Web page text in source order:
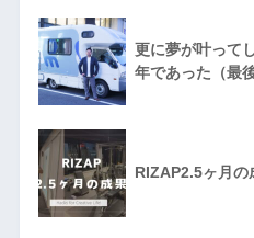
更に夢が叶って
年であった（最
RIZAP2.5ヶ月の